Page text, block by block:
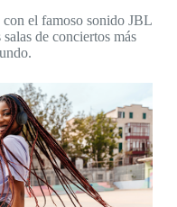
el famoso sonido JBL
de conciertos más